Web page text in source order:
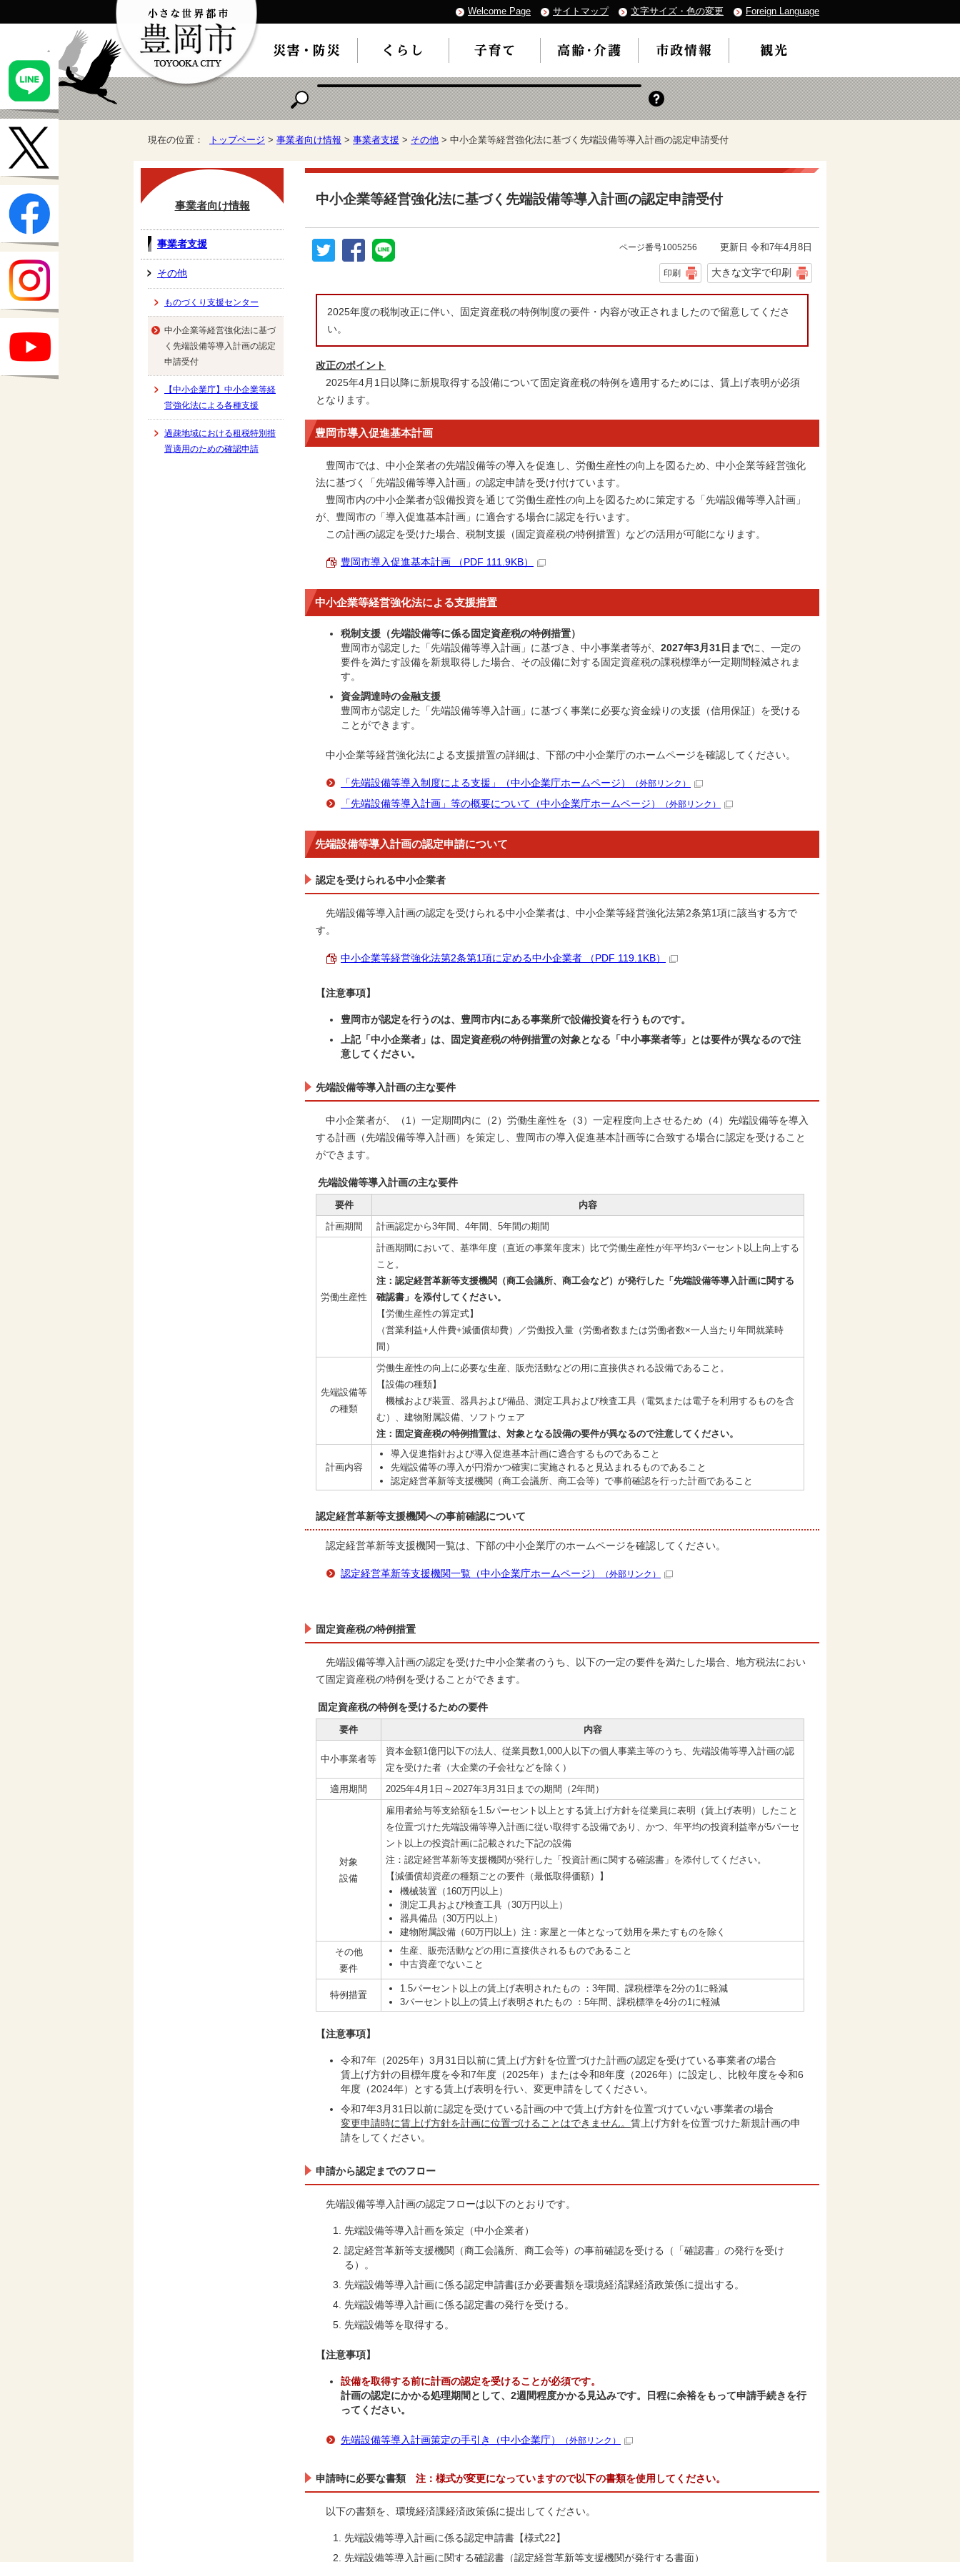
Welcome Page サイトマップ 文字サイズ・色の変更 Foreign Language
現在の位置： トップページ > 事業者向け情報 > 事業者支援 > その他 > 中小企業等経営強化法に基づく先端設備等導入計画の認定申請受付
中小企業等経営強化法に基づく先端設備等導入計画の認定申請受付
ページ番号1005256 更新日 令和7年4月8日
印刷 大きな文字で印刷
2025年度の税制改正に伴い、固定資産税の特例制度の要件・内容が改正されましたので留意してくださ
い。
改正のポイント
2025年4月1日以降に新規取得する設備について固定資産税の特例を適用するためには、賃上げ表明が必須
となります。
豊岡市導入促進基本計画
豊岡市では、中小企業者の先端設備等の導入を促進し、労働生産性の向上を図るため、中小企業等経営強化
法に基づく「先端設備等導入計画」の認定申請を受け付けています。
豊岡市内の中小企業者が設備投資を通じて労働生産性の向上を図るために策定する「先端設備等導入計画」
が、豊岡市の「導入促進基本計画」に適合する場合に認定を行います。
この計画の認定を受けた場合、税制支援（固定資産税の特例措置）などの活用が可能になります。
豊岡市導入促進基本計画 （PDF 111.9KB）
中小企業等経営強化法による支援措置
税制支援（先端設備等に係る固定資産税の特例措置）
豊岡市が認定した「先端設備等導入計画」に基づき、中小事業者等が、 2027年3月31日までに、一定の
要件を満たす設備を新規取得した場合、その設備に対する固定資産税の課税標準が一定期間軽減されま
す。
資金調達時の金融支援
豊岡市が認定した「先端設備等導入計画」に基づく事業に必要な資金繰りの支援（信用保証）を受ける
ことができます。
中小企業等経営強化法による支援措置の詳細は、下部の中小企業庁のホームページを確認してください。
「先端設備等導入制度による支援」（中小企業庁ホームページ） （外部リンク）
「先端設備等導入計画」等の概要について（中小企業庁ホームページ） （外部リンク）
先端設備等導入計画の認定申請について
認定を受けられる中小企業者
先端設備等導入計画の認定を受けられる中小企業者は、中小企業等経営強化法第2条第1項に該当する方で
す。
中小企業等経営強化法第2条第1項に定める中小企業者 （PDF 119.1KB）
【注意事項】
豊岡市が認定を行うのは、豊岡市内にある事業所で設備投資を行うものです。
上記「中小企業者」は、固定資産税の特例措置の対象となる「中小事業者等」とは要件が異なるので注
意してください。
先端設備等導入計画の主な要件
中小企業者が、（1）一定期間内に（2）労働生産性を（3）一定程度向上させるため（4）先端設備等を導入
する計画（先端設備等導入計画）を策定し、豊岡市の導入促進基本計画等に合致する場合に認定を受けること
ができます。
先端設備等導入計画の主な要件
要件
内容
計画期間
計画認定から3年間、4年間、5年間の期間
労働生産性
計画期間において、基準年度（直近の事業年度末）比で労働生産性が年平均3パーセント以上向上する
こと。
注： 認定経営革新等支援機関（商工会議所、商工会など）が発行した「 先端設備等導入計画に関する
確認書」を添付してください。
【労働生産性の算定式】
（営業利益+人件費+減価償却費）／労働投入量（労働者数または労働者数×一人当たり年間就業時
間）
先端設備等
の種類
労働生産性の向上に必要な生産、販売活動などの用に直接供される設備であること。
【設備の種類】
機械および装置、器具および備品、測定工具および検査工具（電気または電子を利用するものを含
む）、建物附属設備、ソフトウェア
注：固定資産税の特例措置は、対象となる設備の要件が異なるので注意してください。
計画内容
導入促進指針および導入促進基本計画に適合するものであること
先端設備等の導入が円滑かつ確実に実施されると見込まれるものであること
認定経営革新等支援機関（商工会議所、商工会等）で事前確認を行った計画であること
認定経営革新等支援機関への事前確認について
認定経営革新等支援機関一覧は、下部の中小企業庁のホームページを確認してください。
認定経営革新等支援機関一覧（中小企業庁ホームページ） （外部リンク）
固定資産税の特例措置
先端設備等導入計画の認定を受けた中小企業者のうち、以下の一定の要件を満たした場合、地方税法におい
て固定資産税の特例を受けることができます。
固定資産税の特例を受けるための要件
要件 内容
中小事業者等
資本金額1億円以下の法人、従業員数1,000人以下の個人事業主等のうち、先端設備等導入計画の認
定を受けた者（大企業の子会社などを除く）
適用期間
2025年4月1日～2027年3月31日までの期間（2年間）
対象
設備
雇用者給与等支給額を1.5パーセント以上とする賃上げ方針を従業員に表明（賃上げ表明）したこと
を位置づけた先端設備等導入計画に従い取得する設備であり、かつ、年平均の投資利益率が5パーセ
ント以上の投資計画に記載された下記の設備
注：認定経営革新等支援機関が発行した「投資計画に関する確認書」を添付してください。
【減価償却資産の種類ごとの要件（最低取得価額）】
機械装置（160万円以上）
測定工具および検査工具（30万円以上）
器具備品（30万円以上）
建物附属設備（60万円以上）注：家屋と一体となって効用を果たすものを除く
その他
要件
生産、販売活動などの用に直接供されるものであること
中古資産でないこと
特例措置
1.5パーセント以上の賃上げ表明されたもの ：3年間、課税標準を2分の1に軽減
3パーセント以上の賃上げ表明されたもの ：5年間、課税標準を4分の1に軽減
【注意事項】
令和7年（2025年）3月31日以前に賃上げ方針を位置づけた計画の認定を受けている事業者の場合
賃上げ方針の目標年度を令和7年度（2025年）または令和8年度（2026年）に設定し、比較年度を令和6
年度（2024年）とする賃上げ表明を行い、変更申請をしてください。
令和7年3月31日以前に認定を受けている計画の中で賃上げ方針を位置づけていない事業者の場合
変更申請時に賃上げ方針を計画に位置づけることはできません。 賃上げ方針を位置づけた新規計画の申
請をしてください。
申請から認定までのフロー
先端設備等導入計画の認定フローは以下のとおりです。
先端設備等導入計画を策定（中小企業者）
認定経営革新等支援機関（商工会議所、商工会等）の事前確認を受ける（「確認書」の発行を受け
る）。
先端設備等導入計画に係る認定申請書ほか必要書類を環境経済課経済政策係に提出する。
先端設備等導入計画に係る認定書の発行を受ける。
先端設備等を取得する。
【注意事項】
設備を取得する前に計画の認定を受けることが必須です。
計画の認定にかかる処理期間として、2週間程度かかる見込みです。日程に余裕をもって申請手続きを行
ってください。
先端設備等導入計画策定の手引き（中小企業庁） （外部リンク）
申請時に必要な書類 注：様式が変更になっていますので以下の書類を使用してください。
以下の書類を、環境経済課経済政策係に提出してください。
先端設備等導入計画に係る認定申請書【様式22】
先端設備等導入計画に関する確認書（認定経営革新等支援機関が発行する書面）
事業者向け情報
事業者支援
その他
ものづくり支援センター
中小企業等経営強化法に基づ
く先端設備等導入計画の認定
申請受付
【中小企業庁】中小企業等経
営強化法による各種支援
過疎地域における租税特別措
置適用のための確認申請